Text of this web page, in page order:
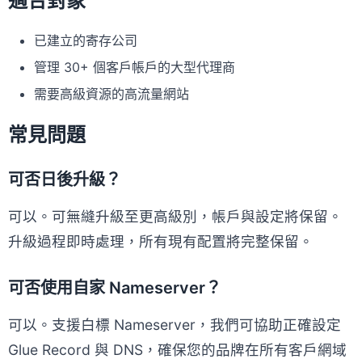
已建立的寄存公司
管理 30+ 個客戶帳戶的大型代理商
需要高級資源的高流量網站
常見問題
可否日後升級？
可以。可無縫升級至更高級別，帳戶與設定將保留。
升級過程即時處理，所有現有配置將完整保留。
可否使用自家 Nameserver？
可以。支援白標 Nameserver，我們可協助正確設定
Glue Record 與 DNS，確保您的品牌在所有客戶網域